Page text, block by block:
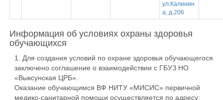
ул.Калинин
а, д.206
Информация об условиях охраны здоровья
обучающихся
1. Для создания условий по охране здоровья обучающегося
заключено соглашение о взаимодействии с ГБУЗ НО
«Выксунская ЦРБ».
Оказание обучающимся ВФ НИТУ «МИСИС» первичной
медико-санитарной помощи осуществляется по адресу: